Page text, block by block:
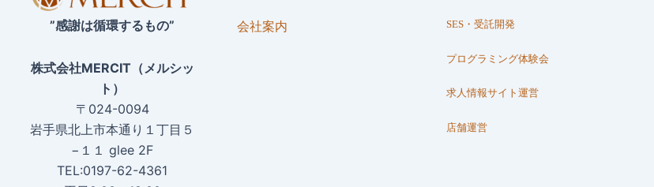
”感謝は循環するもの”
株式会社MERCIT（メルシッ
ト）
〒024-0094
岩手県北上市本通り１丁目５
−１１ glee 2F
TEL:0197-62-4361
会社案内 SES・受託開発
プログラミング体験会
求人情報サイト運営
店舗運営